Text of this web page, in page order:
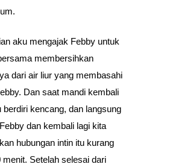
aku mengajak Febby untuk
membersihkan
dari air liur yang membasahi
Dan saat mandi kembali
berdiri kencang, dan langsung
dan kembali lagi kita
hubungan intin itu kurang
menit. Setelah selesai dari